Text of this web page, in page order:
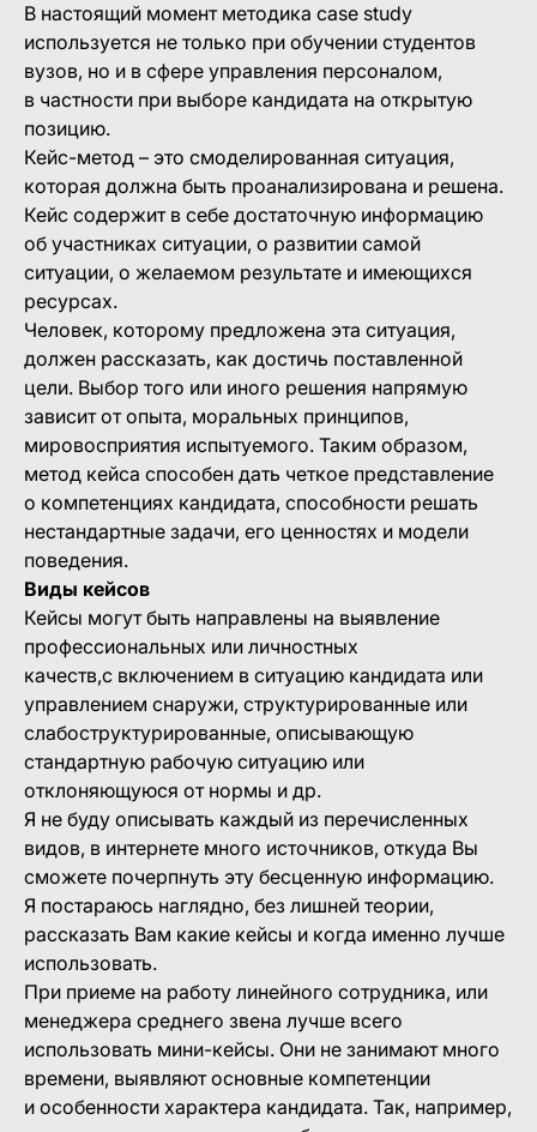
В настоящий момент методика case study
используется не только при обучении студентов
вузов, но и в сфере управления персоналом,
в частности при выборе кандидата на открытую
позицию.
Кейс-метод – это смоделированная ситуация,
которая должна быть проанализирована и решена.
Кейс содержит в себе достаточную информацию
об участниках ситуации, о развитии самой
ситуации, о желаемом результате и имеющихся
ресурсах.
Человек, которому предложена эта ситуация,
должен рассказать, как достичь поставленной
цели. Выбор того или иного решения напрямую
зависит от опыта, моральных принципов,
мировосприятия испытуемого. Таким образом,
метод кейса способен дать четкое представление
о компетенциях кандидата, способности решать
нестандартные задачи, его ценностях и модели
поведения.
Виды кейсов
Кейсы могут быть направлены на выявление
профессиональных или личностных
качеств,с включением в ситуацию кандидата или
управлением снаружи, структурированные или
слабоструктурированные, описывающую
стандартную рабочую ситуацию или
отклоняющуюся от нормы и др.
Я не буду описывать каждый из перечисленных
видов, в интернете много источников, откуда Вы
сможете почерпнуть эту бесценную информацию.
Я постараюсь наглядно, без лишней теории,
рассказать Вам какие кейсы и когда именно лучше
использовать.
При приеме на работу линейного сотрудника, или
менеджера среднего звена лучше всего
использовать мини-кейсы. Они не занимают много
времени, выявляют основные компетенции
и особенности характера кандидата. Так, например,